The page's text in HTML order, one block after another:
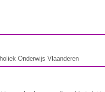
Onderwijs Vlaanderen